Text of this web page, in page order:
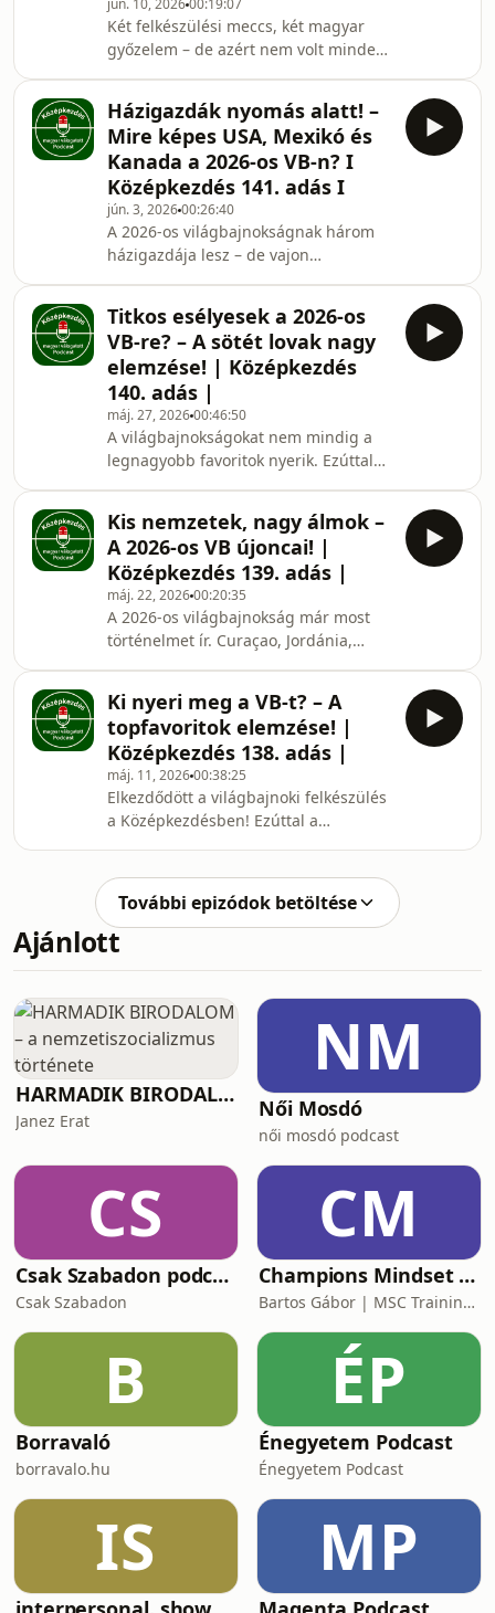
jún. 10, 202600:19:07
Két felkészülési meccs, két magyar
győzelem – de azért nem volt minden
nyerni tudott, Varga Barnabás villant,
Szoboszlai ismét főszerepbe került,
Schäfer is betalált, közben pedig
láttunk bravúrokat, hibákat és
figyelmeztető jeleket is.Kiket kell
kiemelni? Hol lehet még javulni? És
mit üzen ez a két meccs Rossi
csapatáról az őszi fol
Házigazdák nyomás alatt! –
Mire képes USA, Mexikó és
Kanada a 2026-os VB-n? I
Középkezdés 141. adás I
jún. 3, 202600:26:40
A 2026-os világbajnokságnak három
házigazdája lesz – de vajon
Mexikó és Kanada legutóbbi
Aranykupa- és Nemzetek Ligája-
szereplése, milyen formában vannak,
kik a sztárjaik, mik az erősségeik és
hol vannak a gyenge pontok. Pulisic,
Davies, Jiménez, hazai pálya, nagy
álmok és még nagyobb kérdőjelek.
Meddig juthatnak a házigazdák a
saját világba
Titkos esélyesek a 2026-os
VB-re? – A sötét lovak nagy
elemzése! | Középkezdés
140. adás |
máj. 27, 202600:46:50
A világbajnokságokat nem mindig a
legnagyobb favoritok nyerik. Ezúttal
reflektorfény közepén állnak, mégis
komoly meglepetést okozhatnak 2026-
ban. Marokkó, Norvégia,
Németország, Ecuador, Szenegál és
Hollandia – mik az erősségeik, hol
lehetnek sebezhetőek, és hogyan
szerepeltek az elmúlt nagy tornákon?
Vajon közülük kerülhet ki a követk
Kis nemzetek, nagy álmok –
A 2026-os VB újoncai! |
Középkezdés 139. adás |
máj. 22, 202600:20:35
A 2026-os világbajnokság már most
történelmet ír. Curaçao, Jordánia,
sikerült ez nekik? Ebben az adásban
végignézem ezeknek a
futballszempontból „kis” országoknak
az útját: mit csináltak a selejtezőkben,
kik a kulcsjátékosaik, és miért számít
igazi szenzációnak a kijutásuk.
Romantika, futballmese és VB-
hangulat a legújabb
Ki nyeri meg a VB-t? – A
topfavoritok elemzése! |
Középkezdés 138. adás |
máj. 11, 202600:38:25
Elkezdődött a világbajnoki felkészülés
a Középkezdésben! Ezúttal a
Anglia, Argentína, Spanyolország és
Franciaország – vajon melyik
válogatott érkezhet a legerősebben az
amerikai VB-re? Megnéztem, hogyan
milyen selejtezőt futottak, milyen
formában vannak jelenleg, és kik
lehetnek a kulcsjátékosai
További epizódok betöltése
Ajánlott
HARMADIK BIRODALOM – a nemzetiszocializmus története
Janez Erat
NM
Női Mosdó
női mosdó podcast
CS
Csak Szabadon podcast
Csak Szabadon
CM
Champions Mindset Podcast
Bartos Gábor | MSC Training Group
B
Borravaló
borravalo.hu
ÉP
Énegyetem Podcast
Énegyetem Podcast
IS MP